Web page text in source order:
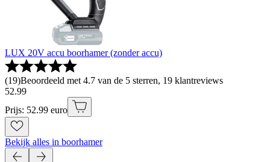
LUX 20V accu boorhamer (zonder accu)
(19)Beoordeeld met 4.7 van de 5 sterren, 19 klantreviews
52.99
Prijs: 52.99 euro
Bekijk alles in boorhamer